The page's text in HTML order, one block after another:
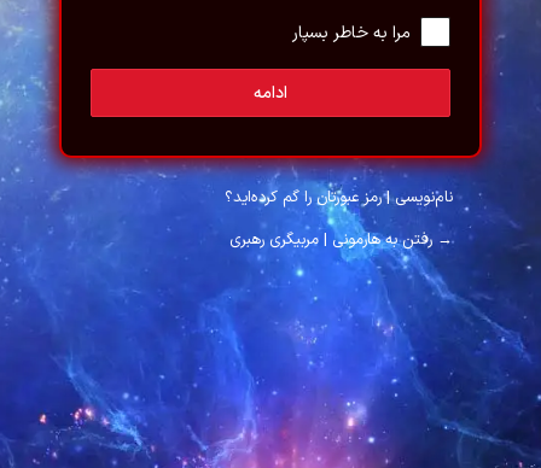
مرا به خاطر بسپار
ادامه
نام‌نویسی|رمز عبورتان را گم کرده‌اید؟
→ رفتن به هارمونی | مربیگری رهبری